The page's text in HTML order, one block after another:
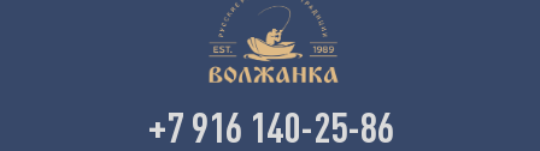
+7 916 140-25-86